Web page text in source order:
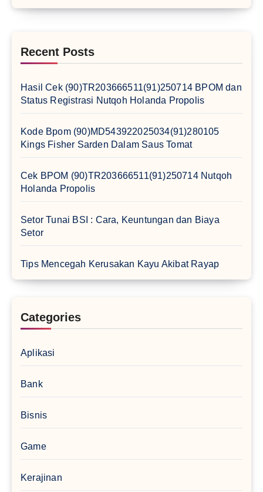
Recent Posts
Hasil Cek (90)TR203666511(91)250714 BPOM dan
Status Registrasi Nutqoh Holanda Propolis
Kode Bpom (90)MD543922025034(91)280105
Kings Fisher Sarden Dalam Saus Tomat
Cek BPOM (90)TR203666511(91)250714 Nutqoh
Holanda Propolis
Setor Tunai BSI : Cara, Keuntungan dan Biaya
Setor
Tips Mencegah Kerusakan Kayu Akibat Rayap
Categories
Aplikasi
Bank
Bisnis
Game
Kerajinan